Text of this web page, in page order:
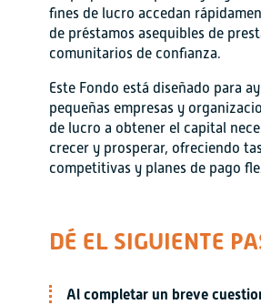
fines de lucro accedan
de préstamos asequibles de
comunitarios de confianza.
Este Fondo está diseñado para
pequeñas empresas y
de lucro a obtener el capital
crecer y prosperar, ofreciendo
competitivas y planes de pago
DÉ EL SIGUIENTE
Al completar un breve